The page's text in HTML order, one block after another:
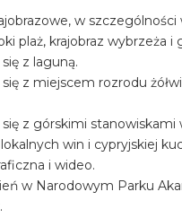
w szczególności
plaż, krajobraz wybrzeża i
z laguną.
z miejscem rozrodu
z górskimi stanowiskami
win i cypryjskiej
i wideo.
w Narodowym Parku